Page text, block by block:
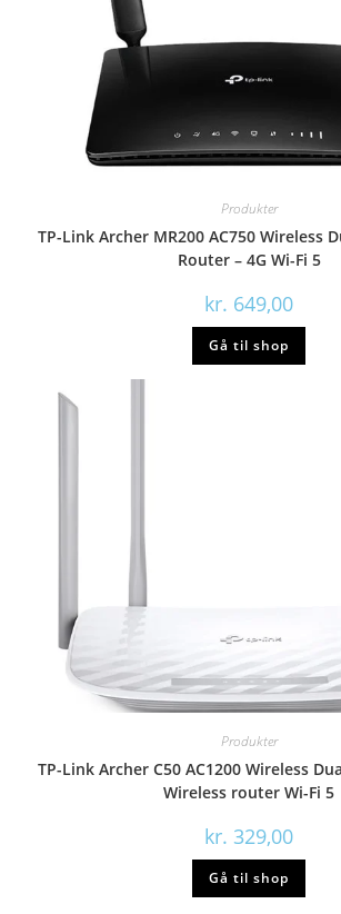
Produkter
TP-Link Archer MR200 AC750 Wireless
Router – 4G Wi-Fi 5
kr. 649,00
Gå til shop
Produkter
TP-Link Archer C50 AC1200 Wireless
Wireless router Wi-Fi 5
kr. 329,00
Gå til shop